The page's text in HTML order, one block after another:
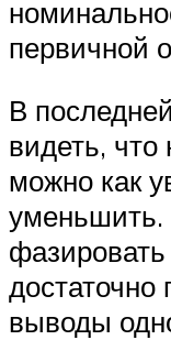
первичной
В
видеть, что
можно как
выводы